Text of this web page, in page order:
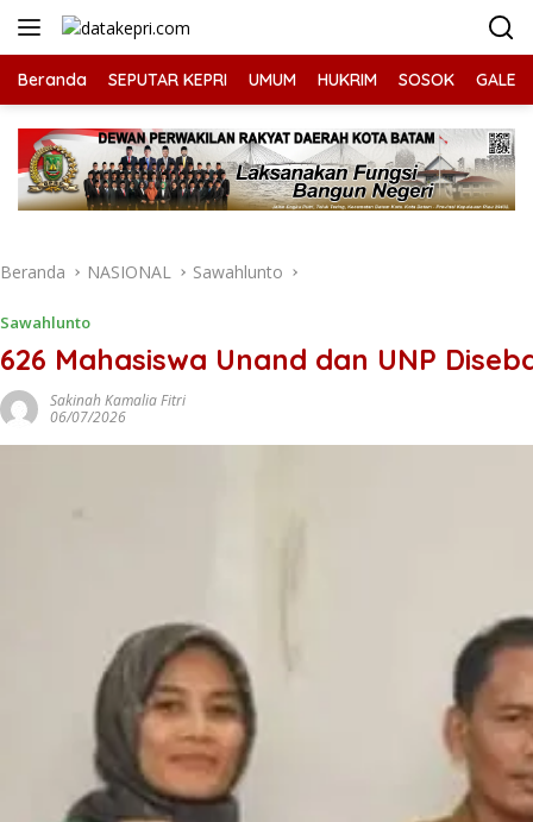
Langsung
Beranda SEPUTAR KEPRI UMUM HUKRIM SOSOK
Beranda NASIONAL Sawahlunto
Sawahlunto
626 Mahasiswa Unand dan UNP
Sakinah Kamalia Fitri
06/07/2026